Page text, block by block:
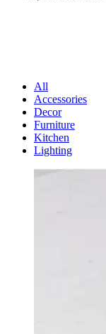
All
Accessories
Decor
Furniture
Kitchen
Lighting